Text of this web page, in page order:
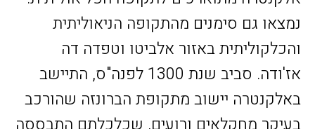
נמצאו גם סימנים מהתקופה הניאוליתית
והכלקוליתית באזור אלביטו וטפדה דה
אז'ודה. סביב שנת 1300 לפנה"ס, התיישב
באלקנטרה יישוב מתקופת הברונזה שהורכב